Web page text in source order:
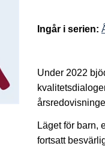
Ingår i serien:
Under 2022
Läget för barn,
fortsatt